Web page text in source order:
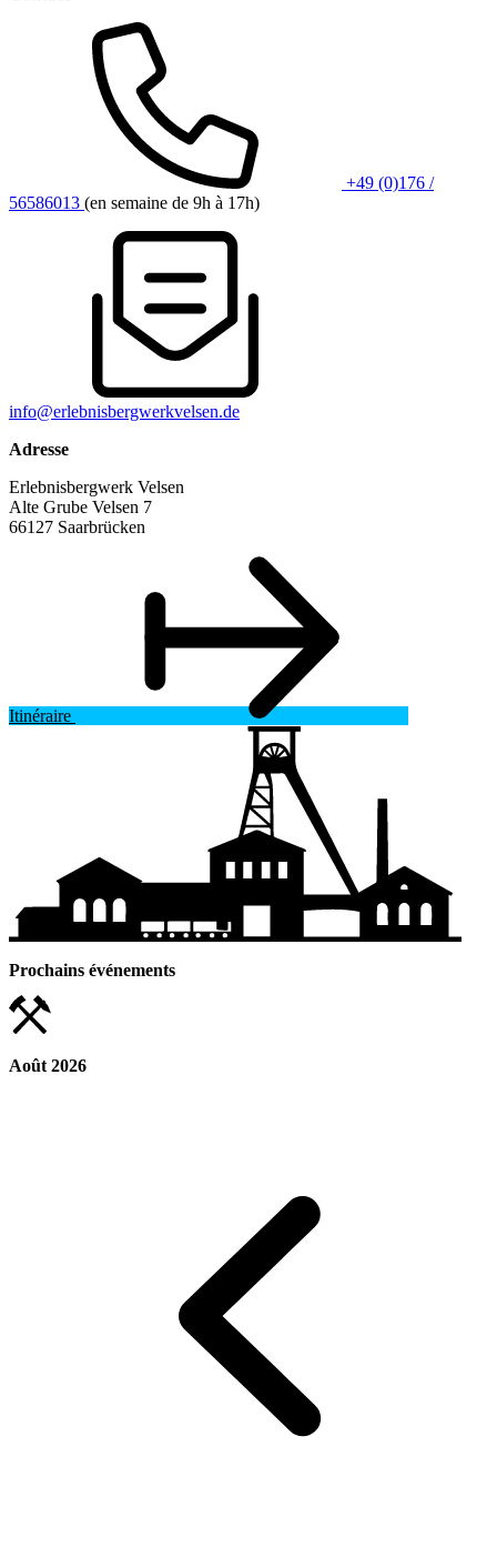
+49 (0)176 /
56586013 (en semaine de 9h à 17h)
info@erlebnisbergwerkvelsen.de
Adresse
Erlebnisbergwerk Velsen
Alte Grube Velsen 7
66127 Saarbrücken
Itinéraire
Prochains événements
Août 2026